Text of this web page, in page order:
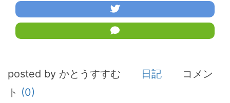
posted by かとうすすむ 日記
コメン
ト (0)